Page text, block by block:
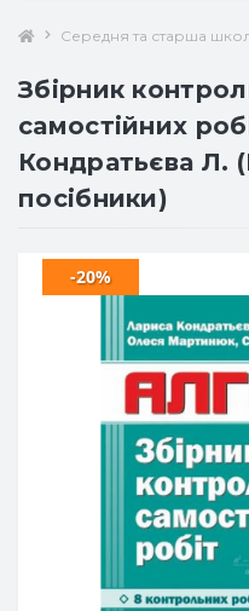
Середня та старша
Збірник
самостійних
Кондратьєва Л.
посібники)
-20%